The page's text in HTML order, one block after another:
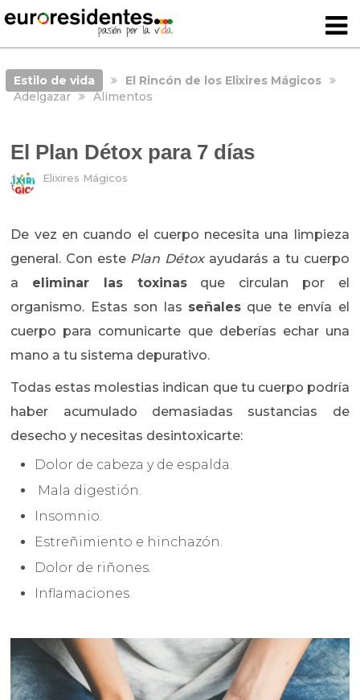
Estilo de vida
El Rincón de los Elixires Mágicos
Adelgazar
Alimentos
El Plan Détox para 7 días
Elixires Mágicos
De vez en cuando el cuerpo necesita una limpieza
general. Con este Plan Détoxayudarás a tu cuerpo
a eliminar las toxinasque circulan por el
organismo. Estas son las señales que te envía el
cuerpo para comunicarte que deberías echar una
mano a tu sistema depurativo.
Todas estas molestias indican que tu cuerpo podría
haber acumulado demasiadas sustancias de
desecho y necesitas desintoxicarte:
Dolor de cabeza y de espalda.
Mala digestión.
Insomnio.
Estreñimiento e hinchazón.
Dolor de riñones.
Inflamaciones.